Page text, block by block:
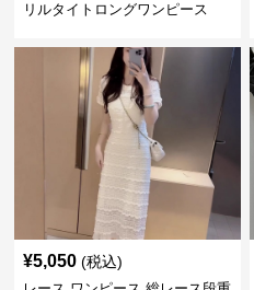
リルタイトロングワンピース
¥5,050 (税込)